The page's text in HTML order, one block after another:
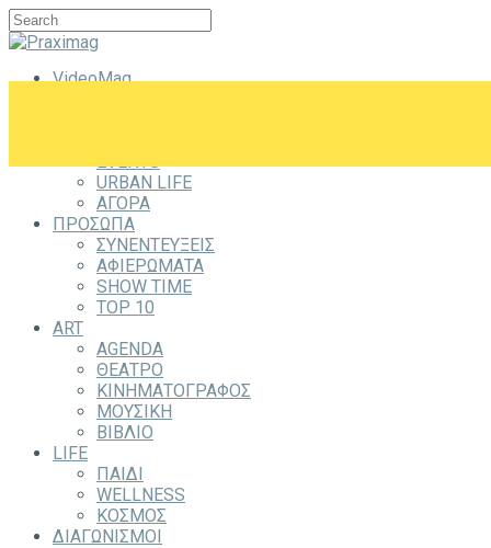
VideoMag
EVENTS
URBAN LIFE
ΑΓΟΡΑ
ΠΡΟΣΩΠΑ
ΣΥΝΕΝΤΕΥΞΕΙΣ
ΑΦΙΕΡΩΜΑΤΑ
SHOW TIME
TOP 10
ART
AGENDA
ΘΕΑΤΡΟ
ΚΙΝΗΜΑΤΟΓΡΑΦΟΣ
ΜΟΥΣΙΚΗ
ΒΙΒΛΙΟ
LIFE
ΠΑΙΔΙ
WELLNESS
ΚΟΣΜΟΣ
ΔΙΑΓΩΝΙΣΜΟΙ